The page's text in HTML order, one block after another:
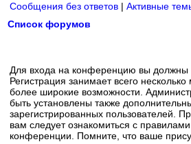
Сообщения без ответов | Активные
Список форумов
Для входа на конференцию вы должны
Регистрация занимает всего
более широкие возможности.
быть установлены также
зарегистрированных пользователей.
вам следует ознакомиться с
конференции. Помните, что ваше